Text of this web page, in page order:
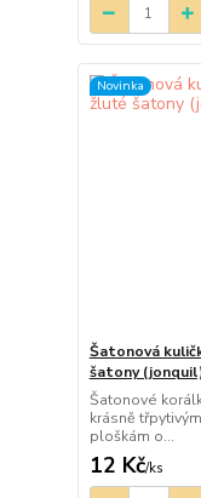
Novinka
Šatonová
šatony
Šatonové
krásně
ploškám o...
12 Kč/ks